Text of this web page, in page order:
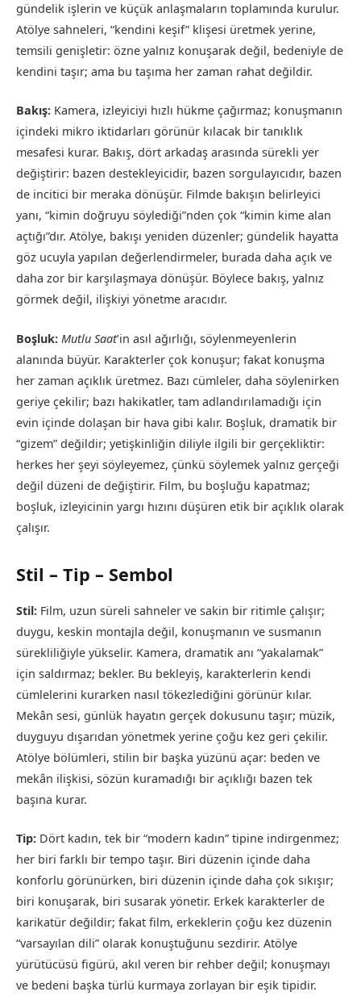
gündelik işlerin ve küçük anlaşmaların toplamında kurulur.
Atölye sahneleri, “kendini keşif” klişesi üretmek yerine,
temsili genişletir: özne yalnız konuşarak değil, bedeniyle de
kendini taşır; ama bu taşıma her zaman rahat değildir.
Bakış: Kamera, izleyiciyi hızlı hükme çağırmaz; konuşmanın
içindeki mikro iktidarları görünür kılacak bir tanıklık
mesafesi kurar. Bakış, dört arkadaş arasında sürekli yer
değiştirir: bazen destekleyicidir, bazen sorgulayıcıdır, bazen
de incitici bir meraka dönüşür. Filmde bakışın belirleyici
yanı, “kimin doğruyu söylediği”nden çok “kimin kime alan
açtığı”dır. Atölye, bakışı yeniden düzenler; gündelik hayatta
göz ucuyla yapılan değerlendirmeler, burada daha açık ve
daha zor bir karşılaşmaya dönüşür. Böylece bakış, yalnız
görmek değil, ilişkiyi yönetme aracıdır.
Boşluk: Mutlu Saat’in asıl ağırlığı, söylenmeyenlerin
alanında büyür. Karakterler çok konuşur; fakat konuşma
her zaman açıklık üretmez. Bazı cümleler, daha söylenirken
geriye çekilir; bazı hakikatler, tam adlandırılamadığı için
evin içinde dolaşan bir hava gibi kalır. Boşluk, dramatik bir
“gizem” değildir; yetişkinliğin diliyle ilgili bir gerçekliktir:
herkes her şeyi söyleyemez, çünkü söylemek yalnız gerçeği
değil düzeni de değiştirir. Film, bu boşluğu kapatmaz;
boşluk, izleyicinin yargı hızını düşüren etik bir açıklık olarak
çalışır.
Stil – Tip – Sembol
Stil: Film, uzun süreli sahneler ve sakin bir ritimle çalışır;
duygu, keskin montajla değil, konuşmanın ve susmanın
sürekliliğiyle yükselir. Kamera, dramatik anı “yakalamak”
için saldırmaz; bekler. Bu bekleyiş, karakterlerin kendi
cümlelerini kurarken nasıl tökezlediğini görünür kılar.
Mekân sesi, günlük hayatın gerçek dokusunu taşır; müzik,
duyguyu dışarıdan yönetmek yerine çoğu kez geri çekilir.
Atölye bölümleri, stilin bir başka yüzünü açar: beden ve
mekân ilişkisi, sözün kuramadığı bir açıklığı bazen tek
başına kurar.
Tip: Dört kadın, tek bir “modern kadın” tipine indirgenmez;
her biri farklı bir tempo taşır. Biri düzenin içinde daha
konforlu görünürken, biri düzenin içinde daha çok sıkışır;
biri konuşarak, biri susarak yönetir. Erkek karakterler de
karikatür değildir; fakat film, erkeklerin çoğu kez düzenin
“varsayılan dili” olarak konuştuğunu sezdirir. Atölye
yürütücüsü figürü, akıl veren bir rehber değil; konuşmayı
ve bedeni başka türlü kurmaya zorlayan bir eşik tipidir.